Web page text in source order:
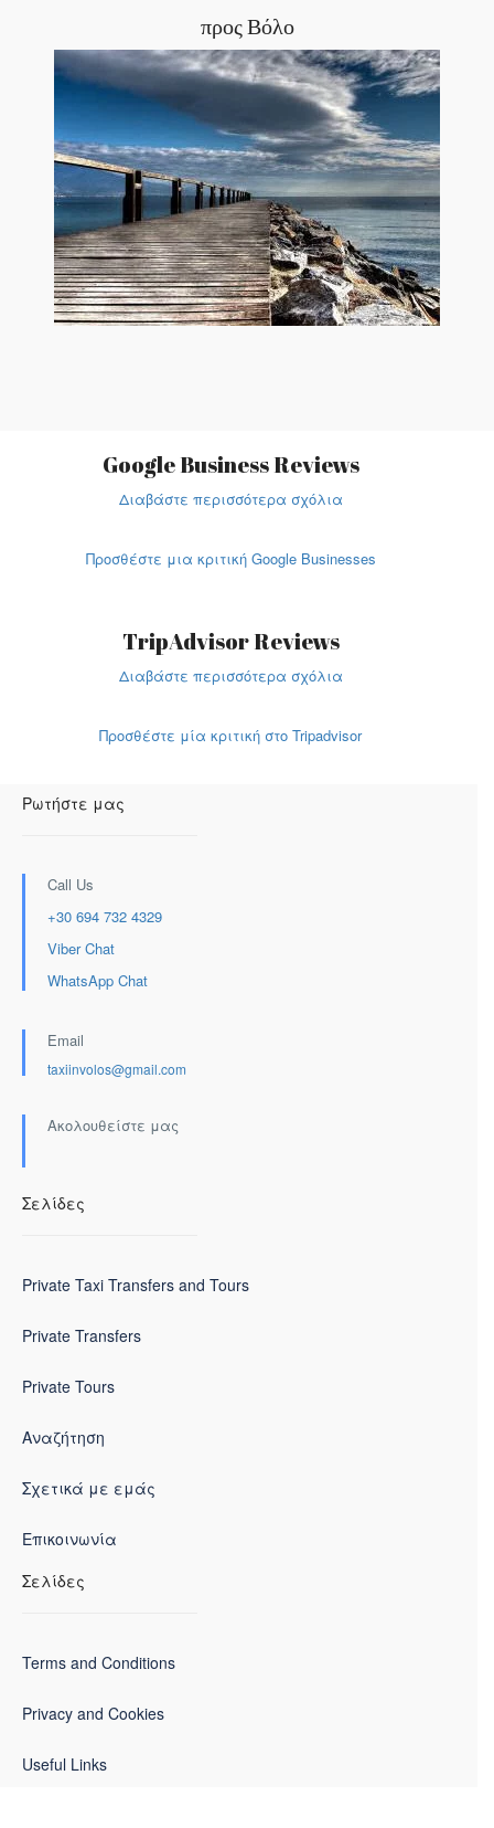
προς Βόλο
Google Business Reviews
Διαβάστε περισσότερα σχόλια
Προσθέστε μια κριτική Google Businesses
TripAdvisor Reviews
Διαβάστε περισσότερα σχόλια
Προσθέστε μία κριτική στο Tripadvisor
Ρωτήστε μας
Call Us
+30 694 732 4329
Viber Chat
WhatsApp Chat
Email
taxiinvolos@gmail.com
Ακολουθείστε μας
Σελίδες
Private Taxi Transfers and Tours
Private Transfers
Private Tours
Αναζήτηση
Σχετικά με εμάς
Επικοινωνία
Σελίδες
Terms and Conditions
Privacy and Cookies
Useful Links